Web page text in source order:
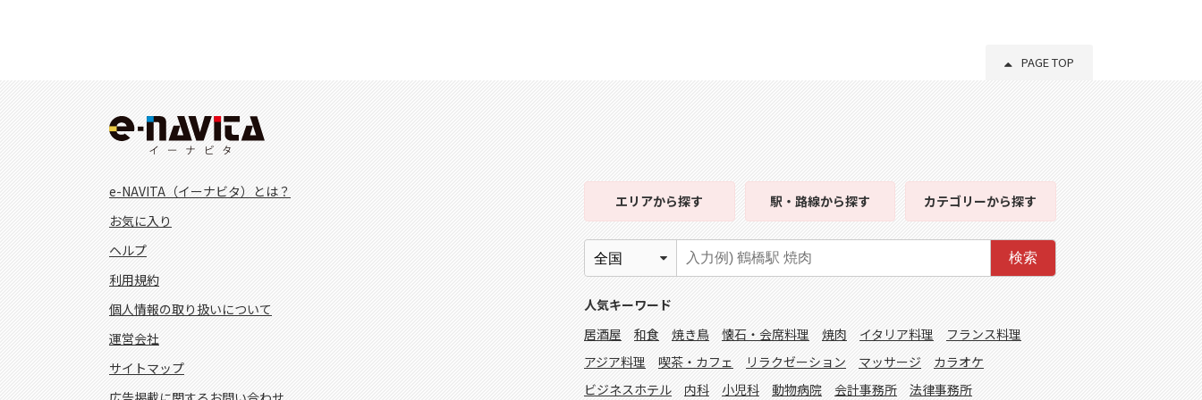
PAGE TOP
e-NAVITA（イーナビタ）とは？
お気に入り
ヘルプ
利用規約
個人情報の取り扱いについて
運営会社
サイトマップ
エリアから探す 駅・路線から探す カテゴリーから探す
検索
人気キーワード
居酒屋
和食 焼き鳥 懐石・会席料理 焼肉 イタリア料理
フランス料理
アジア料理
喫茶・カフェ リラクゼーション マッサージ
カラオケ
ビジネスホテル
内科 小児科 動物病院 会計事務所 法律事務所